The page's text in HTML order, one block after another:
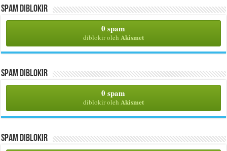
Spam Diblokir
0 spam
diblokir oleh Akismet
Spam Diblokir
0 spam
diblokir oleh Akismet
Spam Diblokir